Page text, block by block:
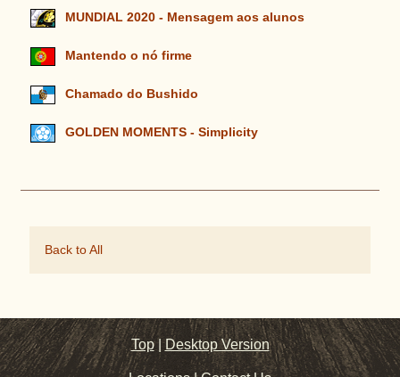
MUNDIAL 2020 - Mensagem aos alunos
Mantendo o nó firme
Chamado do Bushido
GOLDEN MOMENTS - Simplicity
Back to All
Top |Desktop Version